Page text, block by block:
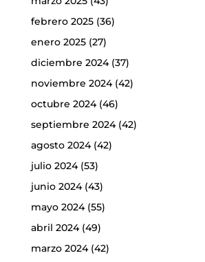
febrero 2025(36)
enero 2025(27)
diciembre 2024(37)
noviembre 2024(42)
octubre 2024(46)
septiembre 2024(42)
agosto 2024(42)
julio 2024(53)
junio 2024(43)
mayo 2024(55)
abril 2024(49)
marzo 2024(42)